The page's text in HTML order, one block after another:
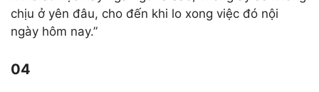
chịu ở yên đâu, cho đến khi lo xong việc đó nội
ngày hôm nay.”
04